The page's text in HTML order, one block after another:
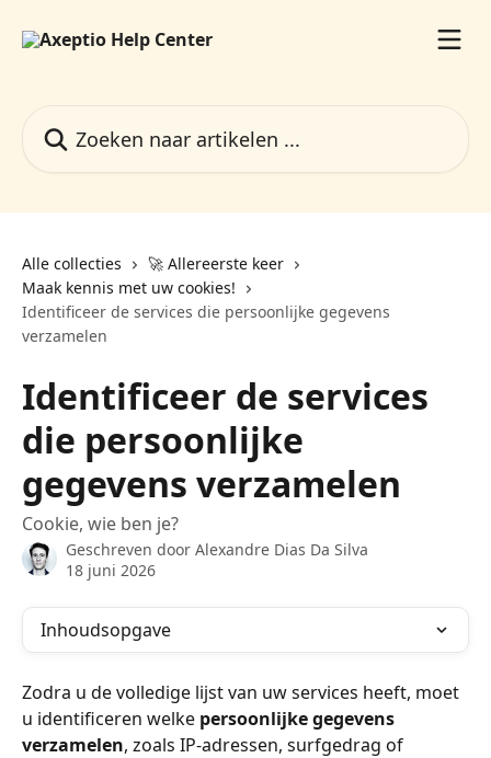
Alle collecties
🚀 Allereerste keer
Maak kennis met uw cookies!
Identificeer de services die persoonlijke gegevens
verzamelen
Identificeer de services
die persoonlijke
gegevens verzamelen
Cookie, wie ben je?
Geschreven door Alexandre Dias Da Silva
18 juni 2026
Inhoudsopgave
Zodra u de volledige lijst van uw services heeft, moet
u identificeren welke persoonlijke gegevens
verzamelen, zoals IP-adressen, surfgedrag of